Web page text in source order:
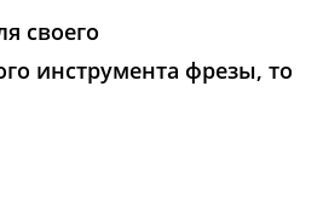
своего
инструмента фрезы, то